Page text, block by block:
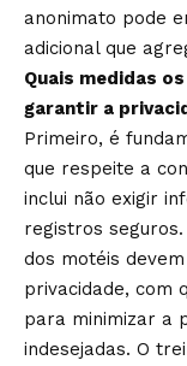
anonimato pode
adicional que
Quais medidas
garantir a
Primeiro, é
que respeite a
inclui não exigir
registros
dos motéis
privacidade, com
para minimizar a
indesejadas. O